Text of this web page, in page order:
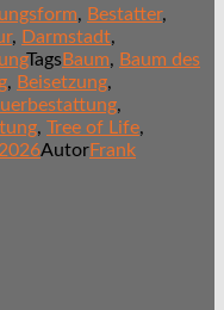
, Bestatter,
, Darmstadt,
TagsBaum, Baum des
, Beisetzung,
,
, Tree of Life,
AutorFrank